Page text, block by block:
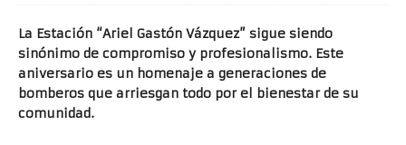
La Estación “Ariel Gastón Vázquez” sigue siendo
sinónimo de compromiso y profesionalismo. Este
aniversario es un homenaje a generaciones de
bomberos que arriesgan todo por el bienestar de su
comunidad.